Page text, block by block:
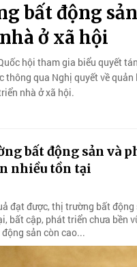
bất động
ở xã hội
hội tham gia biểu quyết
thông qua Nghị quyết về
nhà ở xã hội.
bất động sản và
nhiều tồn tại
đạt được, thị trường bất động
bất cập, phát triển chưa bền
sản còn cao...